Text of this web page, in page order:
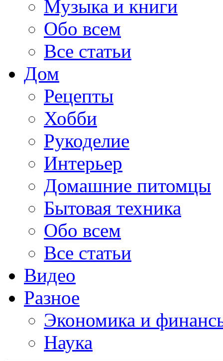
Музыка и книги
Обо всем
Все статьи
Дом
Рецепты
Хобби
Рукоделие
Интерьер
Домашние питомцы
Бытовая техника
Обо всем
Все статьи
Видео
Разное
Экономика и
Наука